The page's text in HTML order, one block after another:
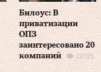
Билоус: В
приватизации
ОПЗ
заинтересовано 20
компаний
22725